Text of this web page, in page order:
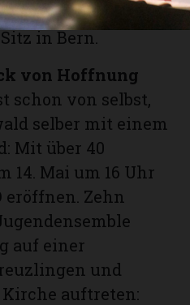
und
in Bern.
von Hoffnung
schon von selbst,
selber mit einem
Mit über 40
14. Mai um 16 Uhr
eröffnen. Zehn
auf einer
und
auftreten: